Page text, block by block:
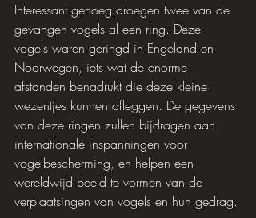
Interessant genoeg droegen twee van de
gevangen vogels al een ring. Deze
vogels waren geringd in Engeland en
Noorwegen, iets wat de enorme
afstanden benadrukt die deze kleine
wezentjes kunnen afleggen. De gegevens
van deze ringen zullen bijdragen aan
internationale inspanningen voor
vogelbescherming, en helpen een
wereldwijd beeld te vormen van de
verplaatsingen van vogels en hun gedrag.